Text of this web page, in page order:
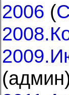
2006 (